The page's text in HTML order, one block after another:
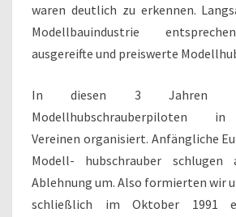
waren deutlich zu erkennen.
Modellbauindustrie
ausgereifte und preiswerte
In diesen 3 Jahren
Modellhubschrauberpiloten in
Vereinen organisiert. Anfängliche
Modell- hubschrauber
Ablehnung um. Also formierten wir
schließlich im Oktober 1991